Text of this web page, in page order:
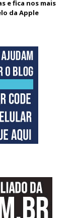
e fica nos mais
da Apple